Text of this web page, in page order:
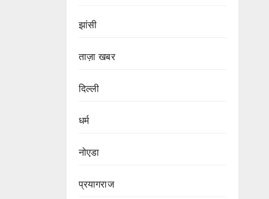
झांसी
ताज़ा खबर
दिल्ली
धर्म
नोएडा
प्रयागराज